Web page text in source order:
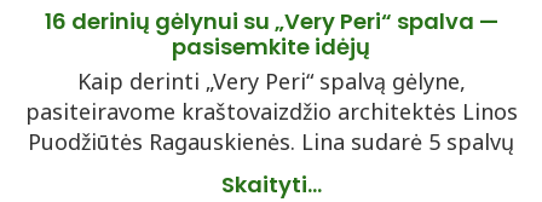
16 derinių gėlynui su „Very Peri“ spalva —
pasisemkite idėjų
Kaip derinti „Very Peri“ spalvą gėlyne,
pasiteiravome kraštovaizdžio architektės Linos
Puodžiūtės Ragauskienės. Lina sudarė 5 spalvų
Skaityti...